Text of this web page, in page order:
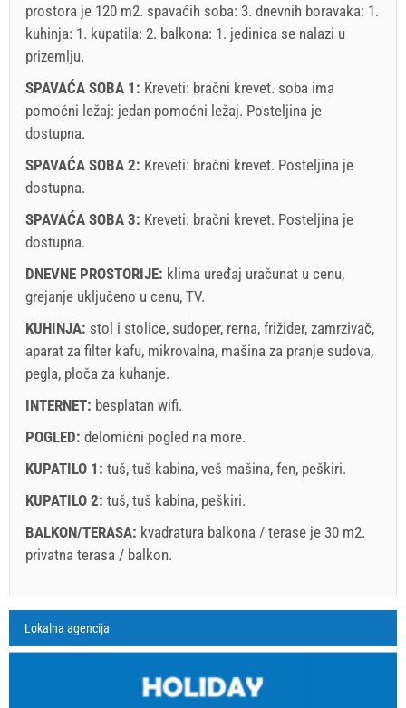
prostora je 120 m2. spavaćih soba: 3. dnevnih boravaka: 1.
kuhinja: 1. kupatila: 2. balkona: 1. jedinica se nalazi u
prizemlju.
SPAVAĆA SOBA 1: Kreveti: bračni krevet. soba ima
pomoćni ležaj: jedan pomoćni ležaj. Posteljina je
dostupna.
SPAVAĆA SOBA 2: Kreveti: bračni krevet. Posteljina je
dostupna.
SPAVAĆA SOBA 3: Kreveti: bračni krevet. Posteljina je
dostupna.
DNEVNE PROSTORIJE: klima uređaj uračunat u cenu,
grejanje uključeno u cenu, TV.
KUHINJA: stol i stolice, sudoper, rerna, frižider, zamrzivač,
aparat za filter kafu, mikrovalna, mašina za pranje sudova,
pegla, ploča za kuhanje.
INTERNET: besplatan wifi.
POGLED: delomični pogled na more.
KUPATILO 1: tuš, tuš kabina, veš mašina, fen, peškiri.
KUPATILO 2: tuš, tuš kabina, peškiri.
BALKON/TERASA: kvadratura balkona / terase je 30 m2.
privatna terasa / balkon.
A1 Apartment (6+1) : Prices 2026 EUR
05.07.2026.
20.08.2026.
21.08.2026.
01.09.2026.
02.09.2026.
Legenda: termini s red pozadinom su rezervirani
august 2026
MO TU WE TH FR
Polja označena s zvedicom (*) su obavezna!
Lokalna agencija